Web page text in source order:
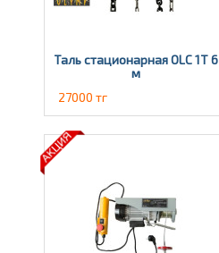
Таль стационарная OLC 1Т 6
м
27000 тг